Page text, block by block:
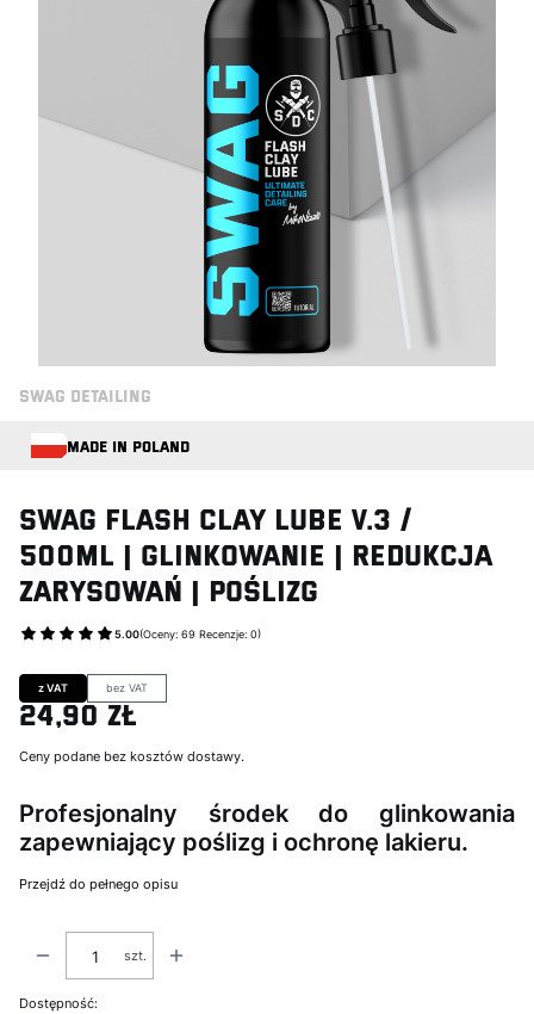
SWAG DETAILING
MADE IN POLAND
Swag FLASH CLAY LUBE V.3 /
500ml | Glinkowanie | Redukcja
Zarysowań | Poślizg
5.00(Oceny: 69 Recenzje: 0)
Przejdź do sekcji Opinie
z VAT bez VAT
Cena
24,90 zł
Ceny podane bez kosztów dostawy.
Profesjonalny środek do glinkowania
zapewniający poślizg i ochronę lakieru.
Przejdź do pełnego opisu
szt.
Dostępność: